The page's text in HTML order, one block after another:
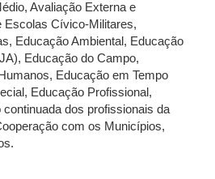
Avaliação Externa e
Escolas Cívico-Militares,
Educação Ambiental, Educação
Educação do Campo,
Educação em Tempo
Educação Profissional,
dos profissionais da
com os Municípios,